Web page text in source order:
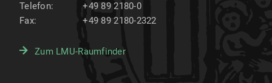
Telefon:
+49 89 2180-0
Fax:
+49 89 2180-2322
Zum LMU-Raumfinder